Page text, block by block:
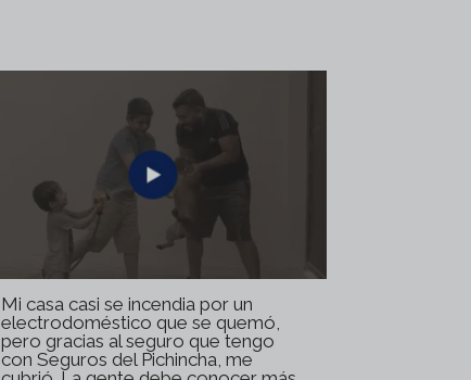
Mi casa casi se incendia por un
electrodoméstico que se quemó,
pero gracias al seguro que tengo
con Seguros del Pichincha, me